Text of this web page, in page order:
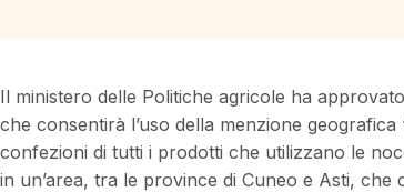
Il ministero delle Politiche agricole ha
che consentirà l’uso della menzione geografica
confezioni di tutti i prodotti che utilizzano le
in un’area, tra le province di Cuneo e Asti, che